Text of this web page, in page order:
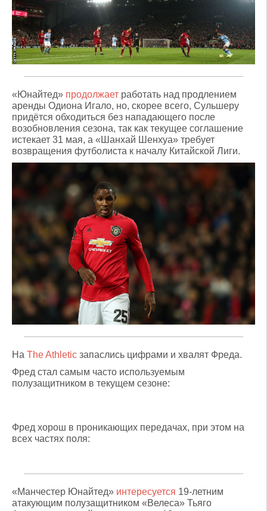
«Юнайтед» продолжает работать над продлением
аренды Одиона Игало, но, скорее всего, Сульшеру
придётся обходиться без нападающего после
возобновления сезона, так как текущее соглашение
истекает 31 мая, а «Шанхай Шенхуа» требует
возвращения футболиста к началу Китайской Лиги.
На The Athletic запаслись цифрами и хвалят Фреда.
Фред стал самым часто используемым
полузащитником в текущем сезоне:
Фред хорош в проникающих передачах, при этом на
всех частях поля:
«Манчестер Юнайтед» интересуется 19-летним
атакующим полузащитником «Велеса» Тьяго